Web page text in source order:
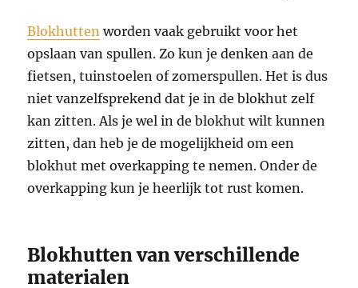
Blokhutten worden vaak gebruikt voor het
opslaan van spullen. Zo kun je denken aan de
fietsen, tuinstoelen of zomerspullen. Het is dus
niet vanzelfsprekend dat je in de blokhut zelf
kan zitten. Als je wel in de blokhut wilt kunnen
zitten, dan heb je de mogelijkheid om een
blokhut met overkapping te nemen. Onder de
overkapping kun je heerlijk tot rust komen.
Blokhutten van verschillende
materialen